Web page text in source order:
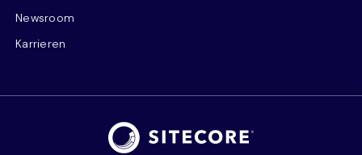
Newsroom
Karrieren